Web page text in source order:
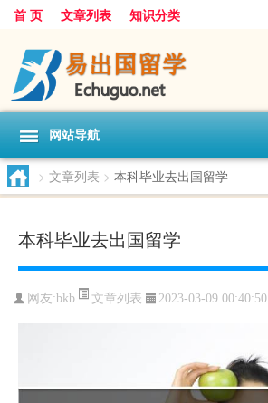
首 页 文章列表 知识分类
网站导航
> 文章列表 > 本科毕业去出国留学
本科毕业去出国留学
网友:bkb 文章列表 2023-03-09 00:40:50